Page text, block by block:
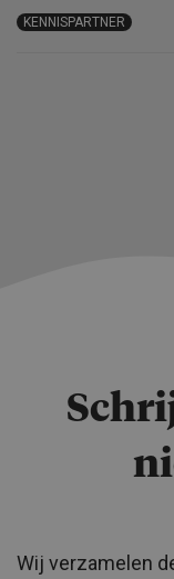
KENNISPARTNER
Wij verzamelen